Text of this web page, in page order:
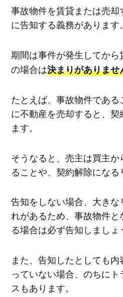
事故物件を賃貸または売
に告知する義務があります。
期間は事件が発生してから
の場合は決まりがありませ
たとえば、事故物件であ
に不動産を売却すると、
ます。
そうなると、売主は買主
ることや、契約解除になる
告知をしない場合、大き
れがあるため、事故物件
る場合は必ず告知しましょ
また、告知したとしても
っていない場合、のちに
スもあります。